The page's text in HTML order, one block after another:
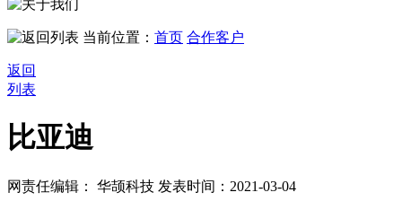
当前位置： 首页 合作客户
返回
列表
比亚迪
网责任编辑： 华颉科技 发表时间：2021-03-04